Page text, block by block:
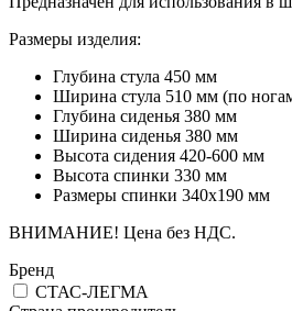
Размеры изделия:
Глубина стула 450 мм
Ширина стула 510 мм (по
Глубина сиденья 380 мм
Ширина сиденья 380 мм
Высота сидения 420-600 мм
Высота спинки 330 мм
Размеры спинки 340х190 мм
ВНИМАНИЕ! Цена без НДС.
Бренд
СТАС-ЛЕГМА